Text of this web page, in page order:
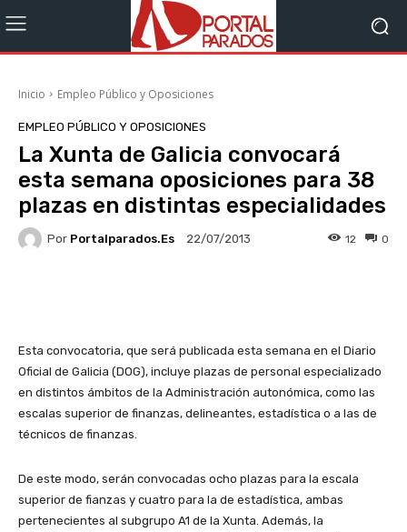
Inicio Empleo Público y Oposiciones
EMPLEO PÚBLICO Y OPOSICIONES
La Xunta de Galicia convocará
esta semana oposiciones para 38
plazas en distintas especialidades
Por Portalparados.es 22/07/2013 0
12
Esta convocatoria, que será publicada esta semana en el Diario
Oficial de Galicia (DOG), incluye plazas de personal especializado
en distintos ámbitos de la Administración autonómica, como las
escalas superior de finanzas, delineantes, estadística o a las de
técnicos de finanzas.
De este modo, serán convocadas ocho plazas para la escala
superior de fianzas y cuatro para la de estadística, ambas
pertenecientes al subgrupo A1 de la Xunta. Además, la